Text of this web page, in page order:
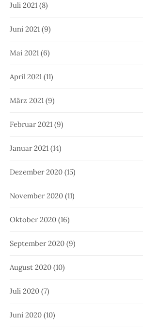
Juli 2021 (8)
Juni 2021 (9)
Mai 2021 (6)
April 2021 (11)
März 2021 (9)
Februar 2021 (9)
Januar 2021 (14)
Dezember 2020 (15)
November 2020 (11)
Oktober 2020 (16)
September 2020 (9)
August 2020 (10)
Juli 2020 (7)
Juni 2020 (10)